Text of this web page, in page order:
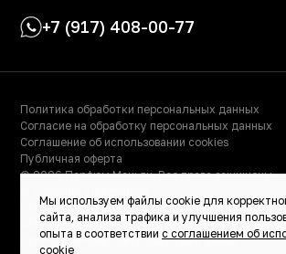
+7 (917) 408-00-77
Политика обработки персональных данных
Согласие на обработку персональных данных
Соглашение об использовании cookies
Публичная оферта
© 2026 Парфюм Маньяк. Все права защищены.
ИНН: 023000504158
ОГРНИП: 319028000115522
ИП Масалимова Светлана Рафаэльевна
Мы используем файлы cookie для
сайта, анализа трафика и улучшения
опыта в соответствии с соглашением об
cookie